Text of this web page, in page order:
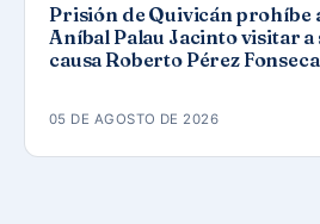
Prisión de Quivicán prohíbe
Aníbal Palau Jacinto visitar
causa Roberto Pérez Fonseca
05 DE AGOSTO DE 2026